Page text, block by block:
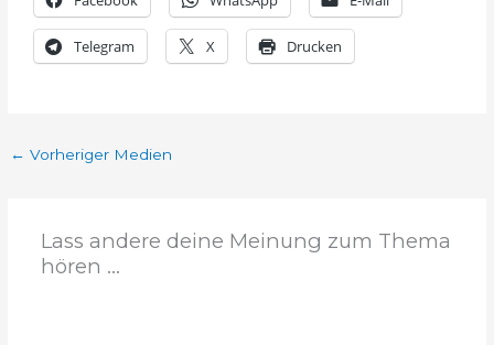
Telegram X Drucken
← Vorheriger Medien
Lass andere deine Meinung zum Thema
hören ...